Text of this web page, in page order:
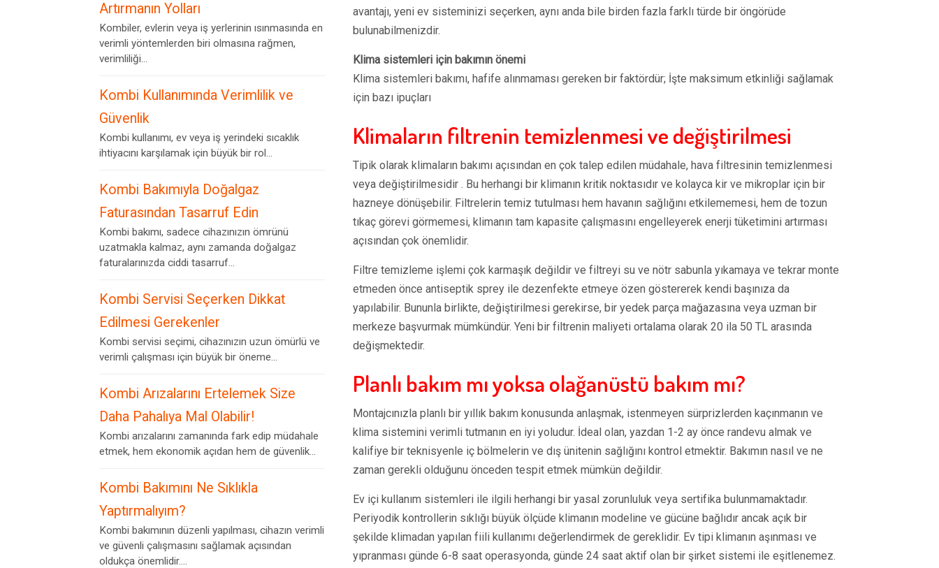
avantajı, yeni ev sisteminizi seçerken, aynı anda bile birden fazla farklı türde bir öngörüde
bulunabilmenizdir.
Klima sistemleri için bakımın önemi
Klima sistemleri bakımı, hafife alınmaması gereken bir faktördür; İşte maksimum etkinliği sağlamak
için bazı ipuçları
Klimaların filtrenin temizlenmesi ve değiştirilmesi
Tipik olarak klimaların bakımı açısından en çok talep edilen müdahale, hava filtresinin temizlenmesi
veya değiştirilmesidir . Bu herhangi bir klimanın kritik noktasıdır ve kolayca kir ve mikroplar için bir
hazneye dönüşebilir. Filtrelerin temiz tutulması hem havanın sağlığını etkilememesi, hem de tozun
tıkaç görevi görmemesi, klimanın tam kapasite çalışmasını engelleyerek enerji tüketimini artırması
açısından çok önemlidir.
Filtre temizleme işlemi çok karmaşık değildir ve filtreyi su ve nötr sabunla yıkamaya ve tekrar monte
etmeden önce antiseptik sprey ile dezenfekte etmeye özen göstererek kendi başınıza da
yapılabilir. Bununla birlikte, değiştirilmesi gerekirse, bir yedek parça mağazasına veya uzman bir
merkeze başvurmak mümkündür. Yeni bir filtrenin maliyeti ortalama olarak 20 ila 50 TL arasında
değişmektedir.
Planlı bakım mı yoksa olağanüstü bakım mı?
Montajcınızla planlı bir yıllık bakım konusunda anlaşmak, istenmeyen sürprizlerden kaçınmanın ve
klima sistemini verimli tutmanın en iyi yoludur. İdeal olan, yazdan 1-2 ay önce randevu almak ve
kalifiye bir teknisyenle iç bölmelerin ve dış ünitenin sağlığını kontrol etmektir. Bakımın nasıl ve ne
zaman gerekli olduğunu önceden tespit etmek mümkün değildir.
Ev içi kullanım sistemleri ile ilgili herhangi bir yasal zorunluluk veya sertifika bulunmamaktadır.
Periyodik kontrollerin sıklığı büyük ölçüde klimanın modeline ve gücüne bağlıdır ancak açık bir
şekilde klimadan yapılan fiili kullanımı değerlendirmek de gereklidir. Ev tipi klimanın aşınması ve
yıpranması günde 6-8 saat operasyonda, günde 24 saat aktif olan bir şirket sistemi ile eşitlenemez.
Artırmanın Yolları
Kombiler, evlerin veya iş yerlerinin ısınmasında en
verimli yöntemlerden biri olmasına rağmen,
verimliliği...
Kombi Kullanımında Verimlilik ve
Güvenlik
Kombi kullanımı, ev veya iş yerindeki sıcaklık
ihtiyacını karşılamak için büyük bir rol...
Kombi Bakımıyla Doğalgaz
Faturasından Tasarruf Edin
Kombi bakımı, sadece cihazınızın ömrünü
uzatmakla kalmaz, aynı zamanda doğalgaz
faturalarınızda ciddi tasarruf...
Kombi Servisi Seçerken Dikkat
Edilmesi Gerekenler
Kombi servisi seçimi, cihazınızın uzun ömürlü ve
verimli çalışması için büyük bir öneme...
Kombi Arızalarını Ertelemek Size
Daha Pahalıya Mal Olabilir!
Kombi arızalarını zamanında fark edip müdahale
etmek, hem ekonomik açıdan hem de güvenlik...
Kombi Bakımını Ne Sıklıkla
Yaptırmalıyım?
Kombi bakımının düzenli yapılması, cihazın verimli
ve güvenli çalışmasını sağlamak açısından
oldukça önemlidir....